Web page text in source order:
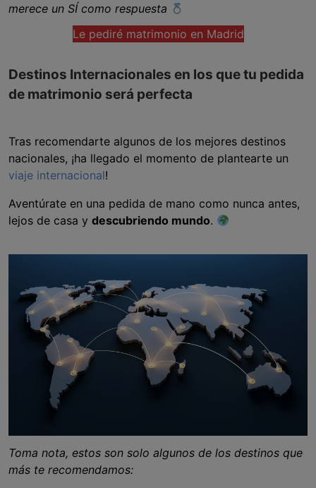
merece un SÍ como respuesta
Le pediré matrimonio en Madrid
Destinos Internacionales en los que tu pedida
de matrimonio será perfecta
Tras recomendarte algunos de los mejores destinos
nacionales, ¡ha llegado el momento de plantearte un
viaje internacional!
Aventúrate en una pedida de mano como nunca antes,
lejos de casa y descubriendo mundo.
Toma nota, estos son solo algunos de los destinos que
más te recomendamos: